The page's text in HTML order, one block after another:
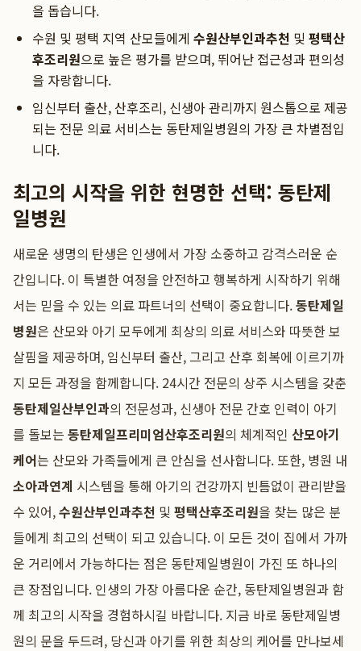
을 돕습니다.
수원 및 평택 지역 산모들에게 수원산부인과추천 및 평택산
후조리원으로 높은 평가를 받으며, 뛰어난 접근성과 편의성
을 자랑합니다.
임신부터 출산, 산후조리, 신생아 관리까지 원스톱으로 제공
되는 전문 의료 서비스는 동탄제일병원의 가장 큰 차별점입
니다.
최고의 시작을 위한 현명한 선택: 동탄제
일병원
새로운 생명의 탄생은 인생에서 가장 소중하고 감격스러운 순
간입니다. 이 특별한 여정을 안전하고 행복하게 시작하기 위해
서는 믿을 수 있는 의료 파트너의 선택이 중요합니다.동탄제일
병원은 산모와 아기 모두에게 최상의 의료 서비스와 따뜻한 보
살핌을 제공하며, 임신부터 출산, 그리고 산후 회복에 이르기까
지 모든 과정을 함께합니다. 24시간 전문의 상주 시스템을 갖춘
동탄제일산부인과의 전문성과, 신생아 전문 간호 인력이 아기
를 돌보는 동탄제일프리미엄산후조리원의 체계적인 산모아기
케어는 산모와 가족들에게 큰 안심을 선사합니다. 또한, 병원 내
소아과연계 시스템을 통해 아기의 건강까지 빈틈없이 관리받을
수 있어,수원산부인과추천 및 평택산후조리원을 찾는 많은 분
들에게 최고의 선택이 되고 있습니다. 이 모든 것이 집에서 가까
운 거리에서 가능하다는 점은 동탄제일병원이 가진 또 하나의
큰 장점입니다. 인생의 가장 아름다운 순간, 동탄제일병원과 함
께 최고의 시작을 경험하시길 바랍니다. 지금 바로 동탄제일병
원의 문을 두드려, 당신과 아기를 위한 최상의 케어를 만나보세